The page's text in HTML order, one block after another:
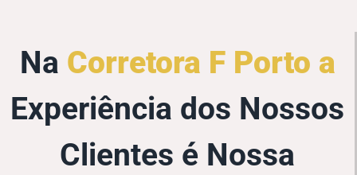
Na Corretora F Porto a
Experiência dos Nossos
Clientes é Nossa